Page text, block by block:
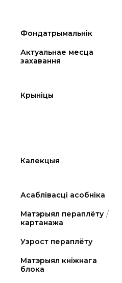
Фондатрымальнік
Актуальнае месца
захавання
Крыніцы
Калекцыя
Асаблівасці асобніка
Матэрыял пераплёту /
картанажа
Узрост пераплёту
Матэрыял кніжнага
блока